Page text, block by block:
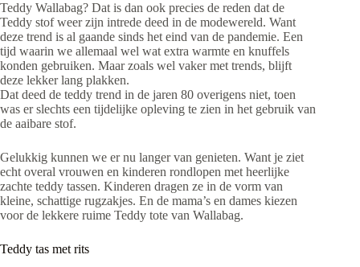
Teddy Wallabag? Dat is dan ook precies de reden dat de
Teddy stof weer zijn intrede deed in de modewereld. Want
deze trend is al gaande sinds het eind van de pandemie. Een
tijd waarin we allemaal wel wat extra warmte en knuffels
konden gebruiken. Maar zoals wel vaker met trends, blijft
deze lekker lang plakken.
Dat deed de teddy trend in de jaren 80 overigens niet, toen
was er slechts een tijdelijke opleving te zien in het gebruik van
de aaibare stof.
Gelukkig kunnen we er nu langer van genieten. Want je ziet
echt overal vrouwen en kinderen rondlopen met heerlijke
zachte teddy tassen. Kinderen dragen ze in de vorm van
kleine, schattige rugzakjes. En de mama’s en dames kiezen
voor de lekkere ruime Teddy tote van Wallabag.
Teddy tas met rits